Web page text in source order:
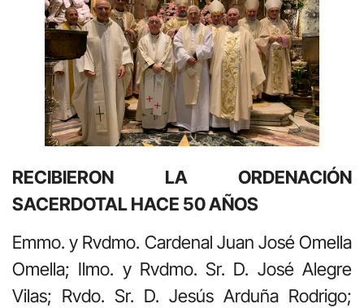
RECIBIERON LA ORDENACIÓN
SACERDOTAL HACE 50 AÑOS
Emmo. y Rvdmo. Cardenal Juan José Omella
Omella; Ilmo. y Rvdmo. Sr. D. José Alegre
Vilas; Rvdo. Sr. D. Jesús Arduña Rodrigo;